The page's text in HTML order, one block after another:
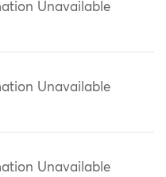
Unavailable
Unavailable
Unavailable